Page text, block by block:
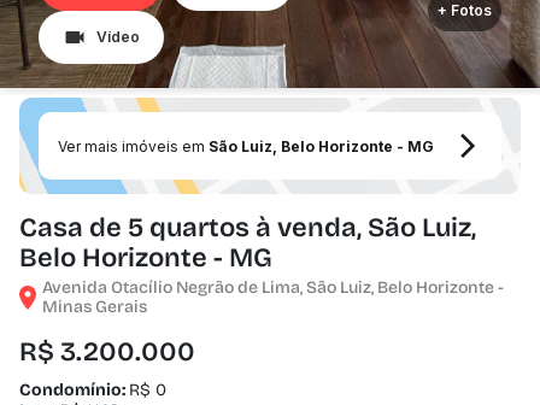
Vídeo
+ Fotos
Ver mais imóveis em São Luiz, Belo Horizonte - MG
Casa de 5 quartos à venda, São Luiz,
Belo Horizonte - MG
Avenida Otacílio Negrão de Lima, São Luiz, Belo Horizonte -
Minas Gerais
R$ 3.200.000
Condomínio: R$ 0